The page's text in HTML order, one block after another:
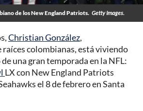
de los New England Patriots. Getty Images.
Christian González,
colombianas, está viviendo
una gran temporada en la NFL:
LX con New England Patriots
el 8 de febrero en Santa